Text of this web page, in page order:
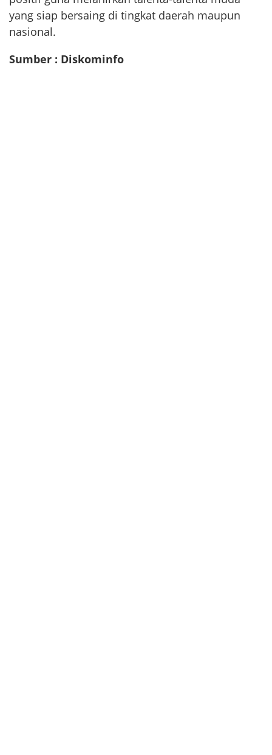
yang siap bersaing di tingkat daerah maupun
nasional.
Sumber : Diskominfo